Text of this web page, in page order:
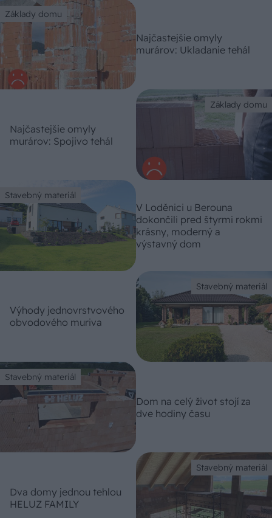
Základy domu
Najčastejšie omyly
murárov: Ukladanie tehál
Základy domu
Najčastejšie omyly
murárov: Spojivo tehál
Stavebný materiál
V Loděnici u Berouna
dokončili pred štyrmi rokmi
krásny, moderný a
výstavný dom
Stavebný materiál
Výhody jednovrstvového
obvodového muriva
Stavebný materiál
Dom na celý život stojí za
dve hodiny času
Stavebný materiál
Dva domy jednou tehlou
HELUZ FAMILY